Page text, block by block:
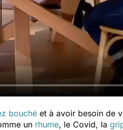
bouché et à avoir besoin de
un rhume, le Covid, la